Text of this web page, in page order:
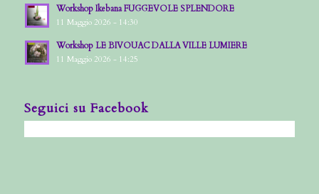
Workshop Ikebana FUGGEVOLE SPLENDORE
11 Maggio 2026 - 14:30
Workshop LE BIVOUAC DALLA VILLE LUMIERE
11 Maggio 2026 - 14:25
Seguici su Facebook